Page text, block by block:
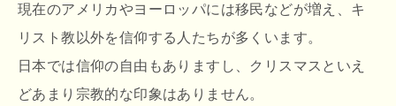
現在のアメリカやヨーロッパには移民などが増え、キ
リスト教以外を信仰する人たちが多くいます。
日本では信仰の自由もありますし、クリスマスといえ
どあまり宗教的な印象はありません。